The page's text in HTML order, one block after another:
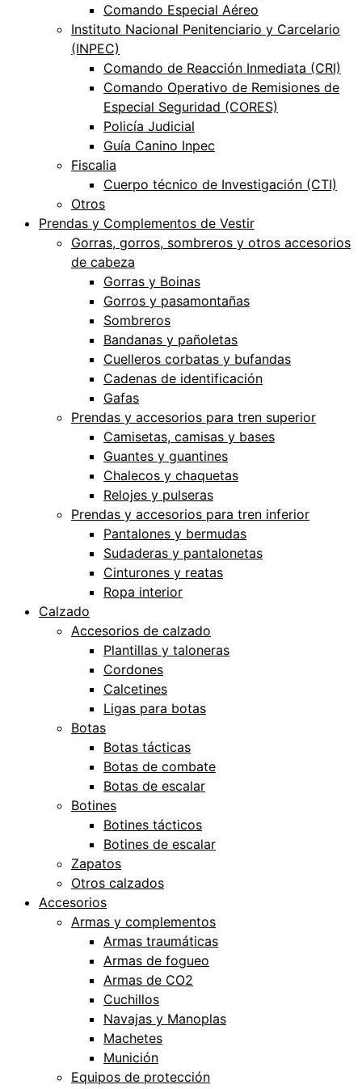
Comando Especial Aéreo
Instituto Nacional Penitenciario y Carcelario
(INPEC)
Comando de Reacción Inmediata (CRI)
Comando Operativo de Remisiones de
Especial Seguridad (CORES)
Policía Judicial
Guía Canino Inpec
Fiscalia
Cuerpo técnico de Investigación (CTI)
Otros
Prendas y Complementos de Vestir
Gorras, gorros, sombreros y otros accesorios
de cabeza
Gorras y Boinas
Gorros y pasamontañas
Sombreros
Bandanas y pañoletas
Cuelleros corbatas y bufandas
Cadenas de identificación
Gafas
Prendas y accesorios para tren superior
Camisetas, camisas y bases
Guantes y guantines
Chalecos y chaquetas
Relojes y pulseras
Prendas y accesorios para tren inferior
Pantalones y bermudas
Sudaderas y pantalonetas
Cinturones y reatas
Ropa interior
Calzado
Accesorios de calzado
Plantillas y taloneras
Cordones
Calcetines
Ligas para botas
Botas
Botas tácticas
Botas de combate
Botas de escalar
Botines
Botines tácticos
Botines de escalar
Zapatos
Otros calzados
Accesorios
Armas y complementos
Armas traumáticas
Armas de fogueo
Armas de CO2
Cuchillos
Navajas y Manoplas
Machetes
Munición
Equipos de protección